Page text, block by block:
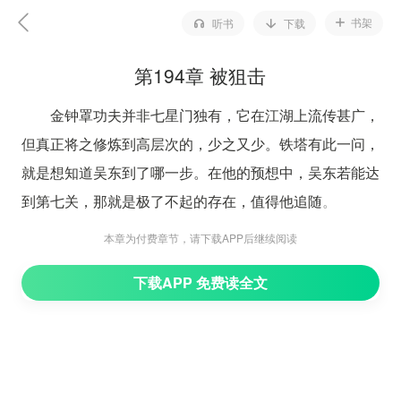
听书 下载 书架
第194章 被狙击
金钟罩功夫并非七星门独有，它在江湖上流传甚广，
但真正将之修炼到高层次的，少之又少。铁塔有此一问，
就是想知道吴东到了哪一步。在他的预想中，吴东若能达
到第七关，那就是极了不起的存在，值得他追随。
“第十关。”吴东淡淡道。
巴，喃喃道：“天呐！第十层，太恐怖了！雷兄，传
本章为付费章节，请下载APP后继续阅读
下载APP 免费读全文